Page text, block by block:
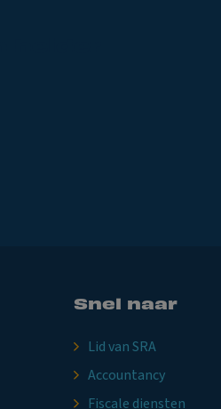
Snel naar
Lid van SRA
Accountancy
Fiscale diensten